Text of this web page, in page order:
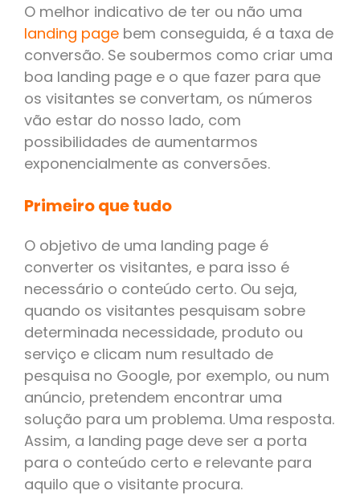
O melhor indicativo de ter ou não uma
landing page bem conseguida, é a taxa de
conversão. Se soubermos como criar uma
boa landing page e o que fazer para que
os visitantes se convertam, os números
vão estar do nosso lado, com
possibilidades de aumentarmos
exponencialmente as conversões.
Primeiro que tudo
O objetivo de uma landing page é
converter os visitantes, e para isso é
necessário o conteúdo certo. Ou seja,
quando os visitantes pesquisam sobre
determinada necessidade, produto ou
serviço e clicam num resultado de
pesquisa no Google, por exemplo, ou num
anúncio, pretendem encontrar uma
solução para um problema. Uma resposta.
Assim, a landing page deve ser a porta
para o conteúdo certo e relevante para
aquilo que o visitante procura.